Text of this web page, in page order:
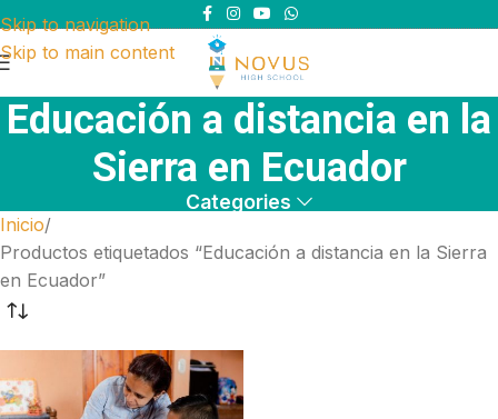
Skip to navigation
Skip to main content
Educación a distancia en la
Sierra en Ecuador
Categories
Inicio
Productos etiquetados “Educación a distancia en la Sierra
en Ecuador”